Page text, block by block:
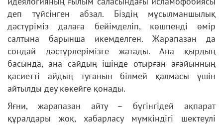
деп түйсінген абзал. Біздің мұсылманшылық
дәстүріміз далаға бейімделіп, көшпенді өмір
салтына барынша икемделген. Жарапазан да
сондай дәстүрлерімізге жатады. Ана қырдың
басында, ана сайдың ішінде отырған ағайынның
қасиетті айдың туғанын білмей қалмасы үшін
айтылды деу көкейге қонады.
Яғни, жарапазан айту – бүгінгідей ақпарат
құралдары жоқ, хабарласу мүмкіндігі шектеулі